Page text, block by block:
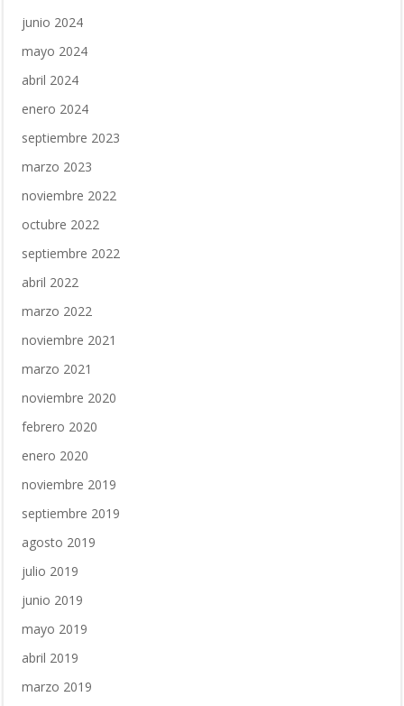
junio 2024
mayo 2024
abril 2024
enero 2024
septiembre 2023
marzo 2023
noviembre 2022
octubre 2022
septiembre 2022
abril 2022
marzo 2022
noviembre 2021
marzo 2021
noviembre 2020
febrero 2020
enero 2020
noviembre 2019
septiembre 2019
agosto 2019
julio 2019
junio 2019
mayo 2019
abril 2019
marzo 2019